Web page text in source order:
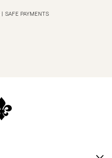
SAFE PAYMENTS